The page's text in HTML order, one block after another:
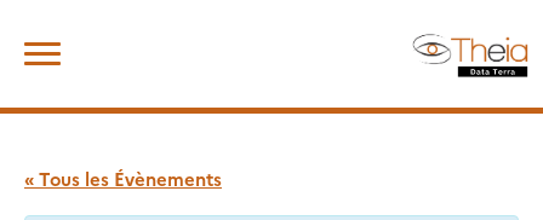
content
« Tous les Évènements